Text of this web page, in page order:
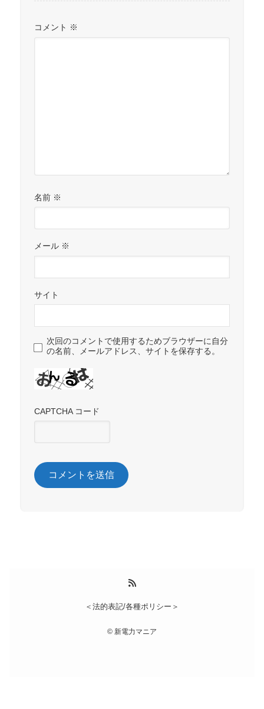
コメント ※
名前 ※
メール ※
サイト
次回のコメントで使用するためブラウザーに自分
の名前、メールアドレス、サイトを保存する。
CAPTCHA コード
＜法的表記/各種ポリシー＞
© 新電力マニア